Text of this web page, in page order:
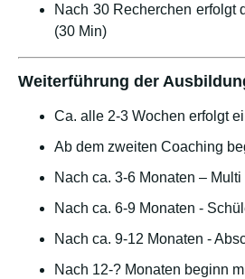
Nach 30 Recherchen erfolgt
(30 Min)
Weiterführung der
Ca. alle 2-3 Wochen erfolgt
Ab dem zweiten Coaching
Nach ca. 3-6 Monaten –
Nach ca. 6-9 Monaten -
Nach ca. 9-12 Monaten -
Nach 12-? Monaten beginn